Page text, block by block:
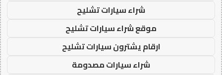
شراء سيارات تشليح
موقع شراء سيارات تشليح
ارقام يشترون سيارات تشليح
شراء سيارات مصدومة